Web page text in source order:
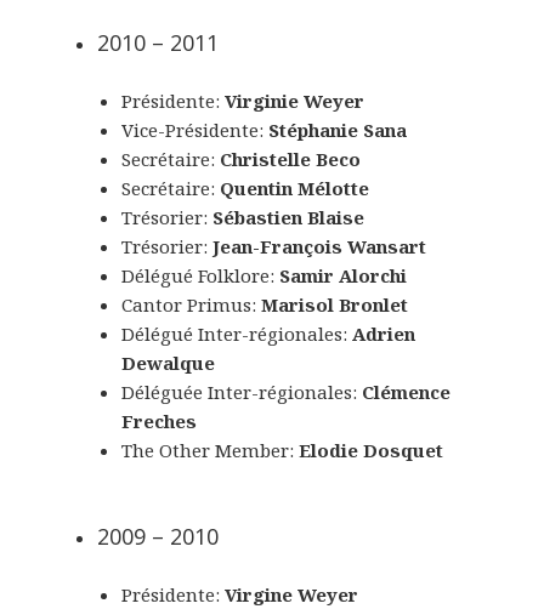
2010 – 2011
Présidente: Virginie Weyer
Vice-Présidente: Stéphanie Sana
Secrétaire: Christelle Beco
Secrétaire: Quentin Mélotte
Trésorier: Sébastien Blaise
Trésorier: Jean-François Wansart
Délégué Folklore: Samir Alorchi
Cantor Primus: Marisol Bronlet
Délégué Inter-régionales: Adrien
Dewalque
Déléguée Inter-régionales: Clémence
Freches
The Other Member: Elodie Dosquet
2009 – 2010
Présidente: Virgine Weyer